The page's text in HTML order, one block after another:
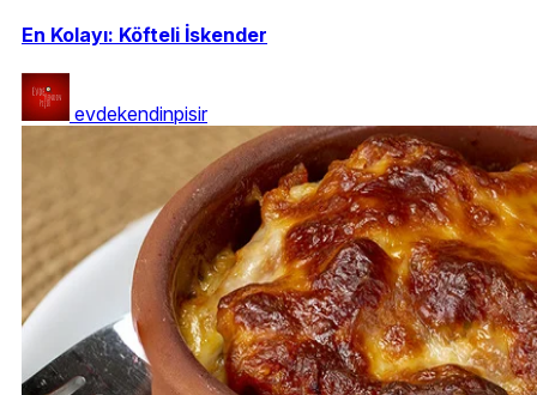
En Kolayı: Köfteli İskender
evdekendinpisir